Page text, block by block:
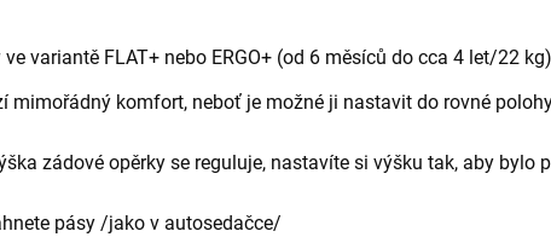
variantě FLAT+ nebo ERGO+ (od 6 měsíců do cca 4 let/22 kg)
mimořádný komfort, neboť je možné ji nastavit do rovné
zádové opěrky se reguluje, nastavíte si výšku tak, aby bylo
pásy /jako v autosedačce/